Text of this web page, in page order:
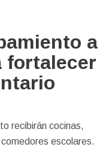
a
fortalecer
recibirán cocinas,
escolares.